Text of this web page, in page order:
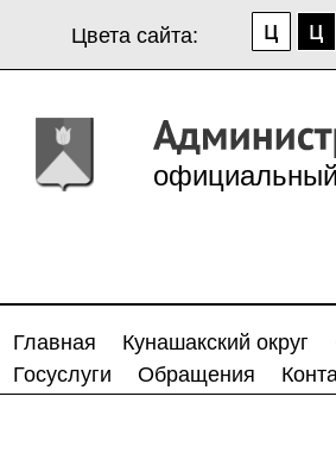
Цвета сайта:
Главная Кунашакский округ
Госуслуги
Обращения